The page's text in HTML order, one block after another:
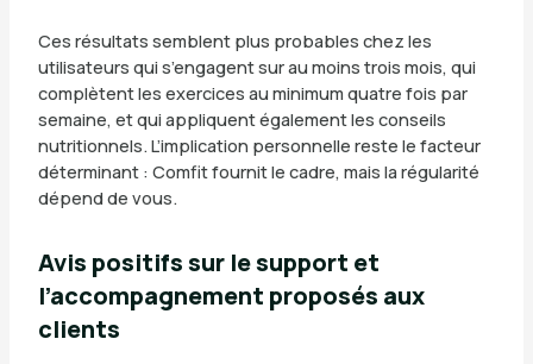
Ces résultats semblent plus probables chez les
utilisateurs qui s’engagent sur au moins trois mois, qui
complètent les exercices au minimum quatre fois par
semaine, et qui appliquent également les conseils
nutritionnels. L’implication personnelle reste le facteur
déterminant : Comfit fournit le cadre, mais la régularité
dépend de vous.
Avis positifs sur le support et
l’accompagnement proposés aux
clients